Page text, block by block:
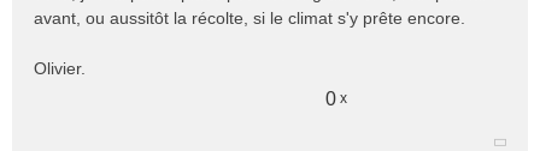
avant, ou aussitôt la récolte, si le climat s'y prête encore.
Olivier.
0 x